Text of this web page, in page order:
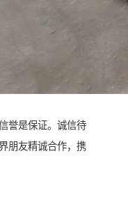
誉是保证。诚信待
朋友精诚合作，携